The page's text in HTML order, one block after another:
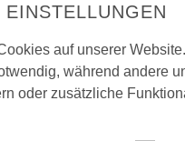
|
| Vorträge,
auf unserer
während andere
oder zusätzliche